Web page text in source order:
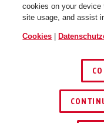
RECHTLICHES
Canada
cookies on your
site usage, and assist
Cookies